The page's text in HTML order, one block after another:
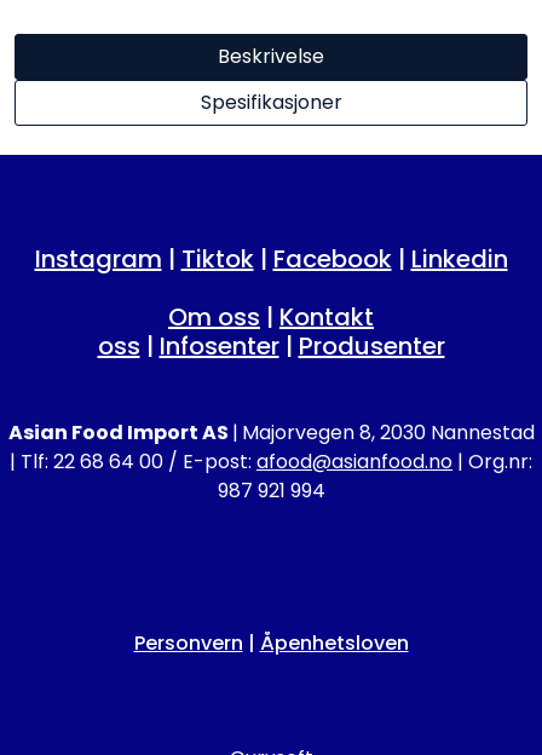
Beskrivelse
Spesifikasjoner
Instagram | Tiktok| Facebook| Linkedin
Om oss | Kontakt
oss | Infosenter| Produsenter
Asian Food Import AS | Majorvegen 8, 2030 Nannestad
| Tlf: 22 68 64 00 / E-post: afood@asianfood.no | Org.nr:
987 921 994
Personvern | Åpenhetsloven